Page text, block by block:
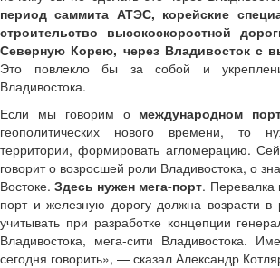
период саммита АТЭС, корейские
строительство высокоскоростной
Северную Корею, через Владивосток с
Это повлекло бы за собой и
Владивостока.
Если мы говорим о международном
геополитических нового времени, то
территории, формировать агломерацию.
говорит о возросшей роли Владивостока, о
Востоке.Здесь нужен мега-порт. Перевалка
порт и железную дорогу должна возрасти
учитывать при разработке концепции
Владивостока, мега-сити Владивостока.
сегодня говорить», — сказал Александр